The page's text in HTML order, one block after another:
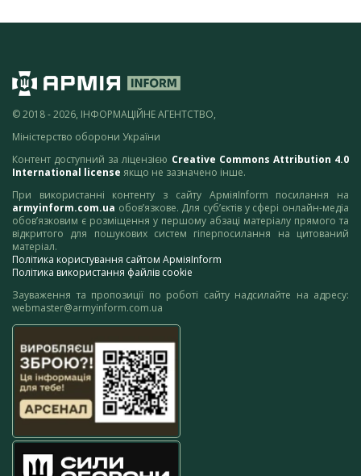
© 2018 - 2026, ІНФОРМАЦІЙНЕ АГЕНТСТВО,
Міністерство оборони України
Контент доступний за ліцензією Creative Commons Attribution 4.0
International license якщо не зазначено інше.
При використанні контенту з сайту АрміяInform посилання на
armyinform.com.ua обов’язкове. Для суб’єктів у сфері онлайн-медіа
обов’язковим є розміщення у першому абзаці матеріалу прямого та
відкритого для пошукових систем гіперпосилання на цитований
матеріал.
Політика користування сайтом АрміяInform
Політика використання файлів cookie
Зауваження та пропозиції по роботі сайту надсилайте на адресу:
webmaster@armyinform.com.ua